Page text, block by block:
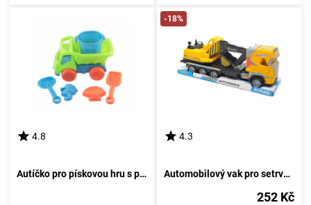
4.8
Autíčko pro pískovou hru s příslušenstvím 16 cm
-18%
4.3
Automobilový vak pro setrvačník
252 Kč